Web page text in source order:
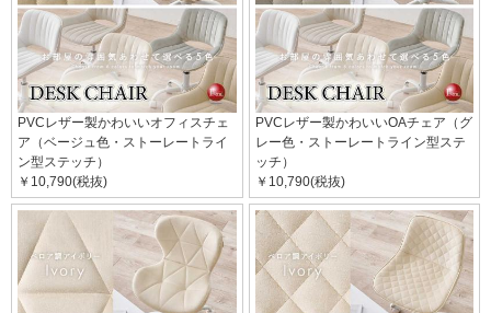
PVCレザー製かわいいオフィスチェ
ア（ベージュ色・ストーレートライ
ン型ステッチ）
￥10,790(税抜)
PVCレザー製かわいいOAチェア（グ
レー色・ストーレートライン型ステ
ッチ）
￥10,790(税抜)